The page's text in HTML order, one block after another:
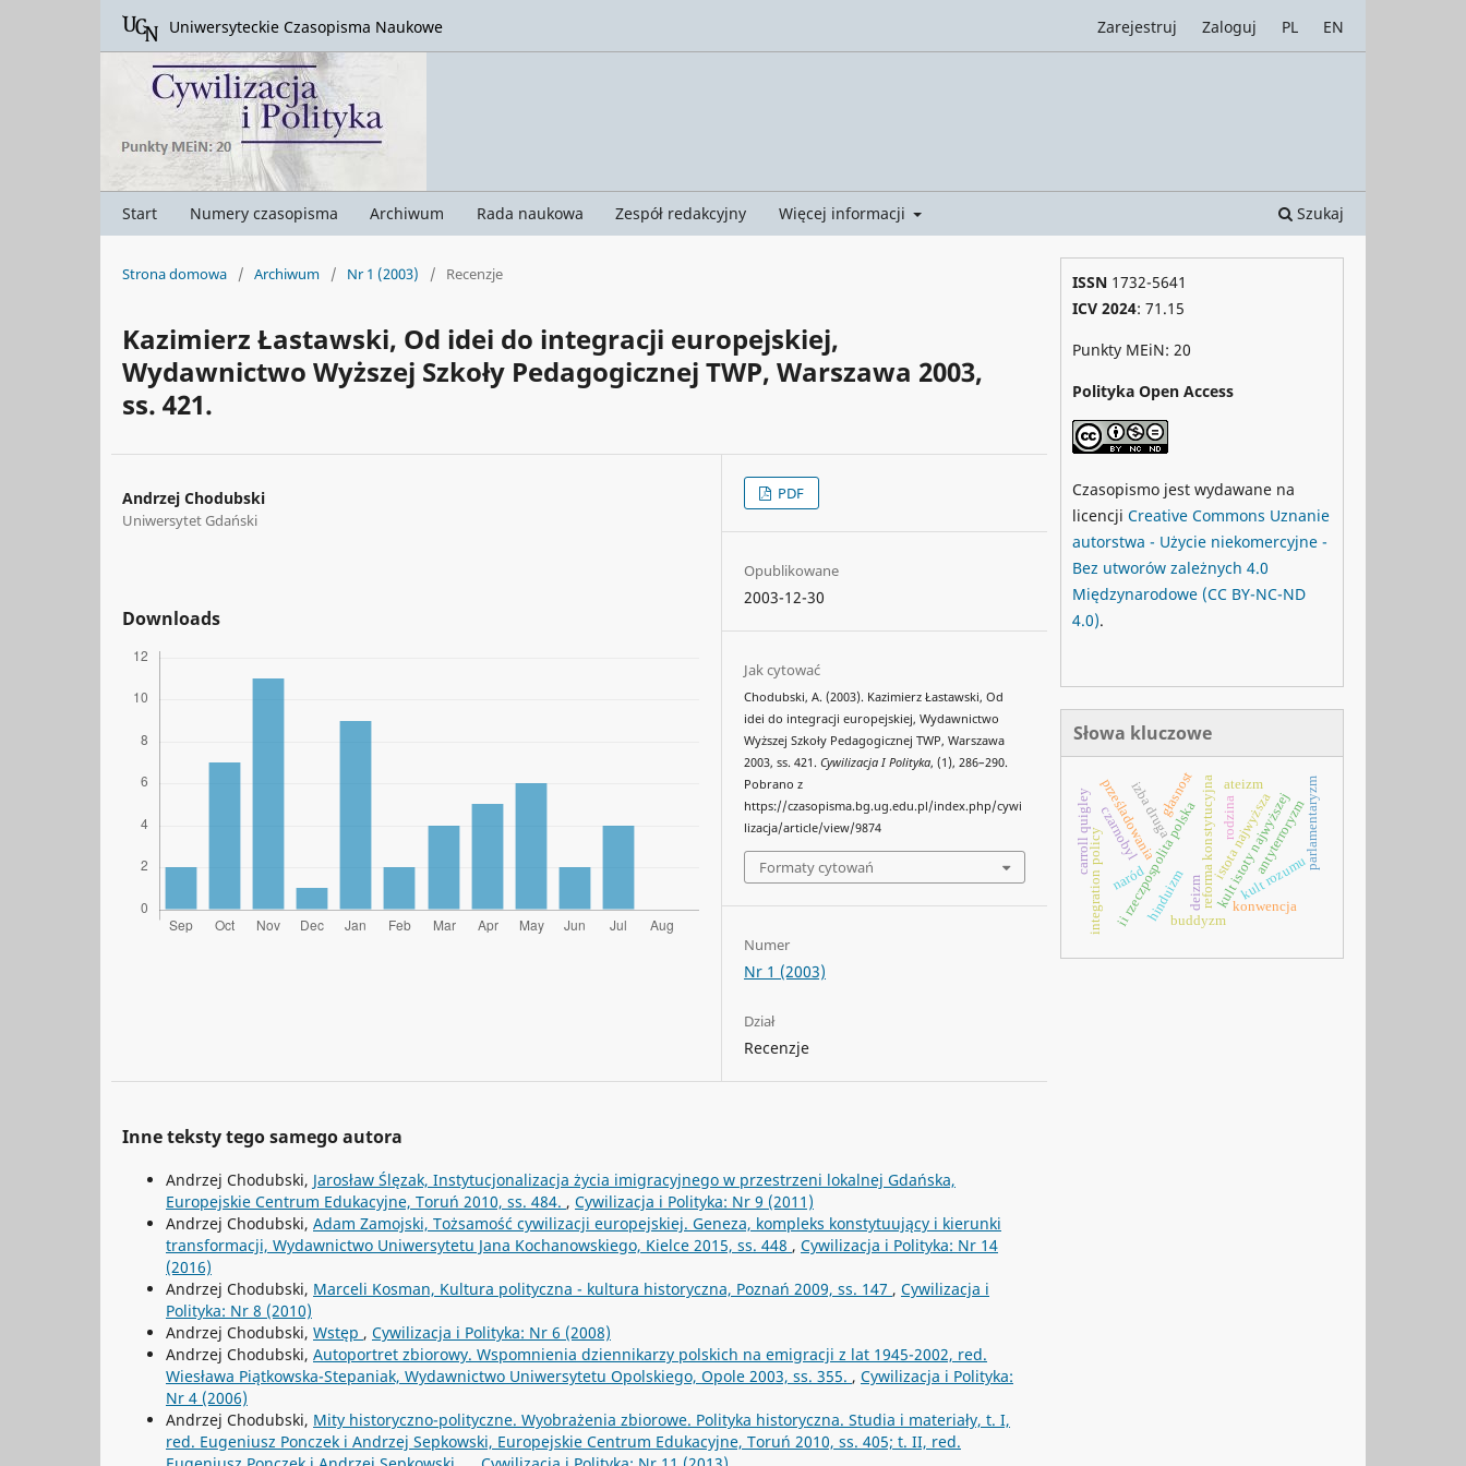
Start Numery czasopisma Archiwum Rada naukowa Zespół redakcyjny Więcej informacji Szukaj
Zarejestruj Zaloguj PL EN
Uniwersyteckie Czasopisma Naukowe
Strona domowa / Archiwum / Nr 1 (2003) / Recenzje
Kazimierz Łastawski, Od idei do integracji europejskiej,
Wydawnictwo Wyższej Szkoły Pedagogicznej TWP, Warszawa 2003,
ss. 421.
Andrzej Chodubski
Uniwersytet Gdański
Downloads
PDF
Opublikowane
2003-12-30
Jak cytować
Chodubski, A. (2003). Kazimierz Łastawski, Od
idei do integracji europejskiej, Wydawnictwo
Wyższej Szkoły Pedagogicznej TWP, Warszawa
2003, ss. 421.Cywilizacja I Polityka, (1), 286–290.
Pobrano z
https://czasopisma.bg.ug.edu.pl/index.php/cywi
lizacja/article/view/9874
Formaty cytowań
Numer
Nr 1 (2003)
Dział
Recenzje
Inne teksty tego samego autora
Andrzej Chodubski, Jarosław Ślęzak, Instytucjonalizacja życia imigracyjnego w przestrzeni lokalnej Gdańska,
Europejskie Centrum Edukacyjne, Toruń 2010, ss. 484. , Cywilizacja i Polityka: Nr 9 (2011)
Andrzej Chodubski, Adam Zamojski, Tożsamość cywilizacji europejskiej. Geneza, kompleks konstytuujący i kierunki
transformacji, Wydawnictwo Uniwersytetu Jana Kochanowskiego, Kielce 2015, ss. 448 , Cywilizacja i Polityka: Nr 14
(2016)
Andrzej Chodubski, Marceli Kosman, Kultura polityczna - kultura historyczna, Poznań 2009, ss. 147 , Cywilizacja i
Polityka: Nr 8 (2010)
Andrzej Chodubski, Wstęp , Cywilizacja i Polityka: Nr 6 (2008)
Andrzej Chodubski, Autoportret zbiorowy. Wspomnienia dziennikarzy polskich na emigracji z lat 1945-2002, red.
Wiesława Piątkowska-Stepaniak, Wydawnictwo Uniwersytetu Opolskiego, Opole 2003, ss. 355. , Cywilizacja i Polityka:
Nr 4 (2006)
Andrzej Chodubski, Mity historyczno-polityczne. Wyobrażenia zbiorowe. Polityka historyczna. Studia i materiały, t. I,
red. Eugeniusz Ponczek i Andrzej Sepkowski, Europejskie Centrum Edukacyjne, Toruń 2010, ss. 405; t. II, red.
ISSN 1732-5641
ICV 2024: 71.15
Punkty MEiN: 20
Polityka Open Access
Czasopismo jest wydawane na
licencji Creative Commons Uznanie
autorstwa - Użycie niekomercyjne -
Bez utworów zależnych 4.0
Międzynarodowe (CC BY-NC-ND
4.0).
Słowa kluczowe
rodzina
reforma konstytucyjnaistota najwyższa
kult istoty najwyższej
kult rozumu
ii rzeczpospolita polska
izba druga parlamentaryzm
prześladowania
hinduizmbuddyzm
antyterroryzm
czarnobyl
konwencja
deizm
głasnost
integration policy
carroll quigley
ateizm
naród